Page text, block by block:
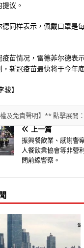
议。
德同样表示，佩戴口罩是
疫苗情况，雷德菲尔德表
，新冠疫苗最快将于今年
骏】
及免責聲明】** 點擊展開
上一篇
振興餐飲業、感謝警
人餐飲業協會等非營
問前線警察。